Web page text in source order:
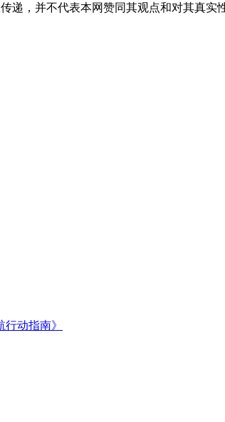
递，并不代表本网赞同其观点和对其真
动指南》